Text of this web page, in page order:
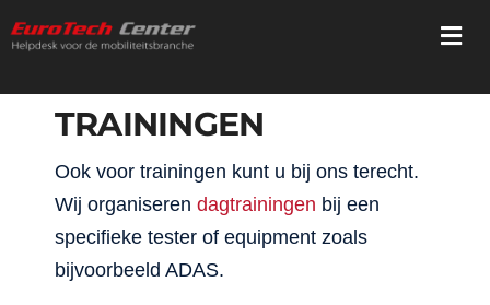
naar
Home
Diensten
Trainingen
TRAININGEN
Ook voor trainingen kunt u bij ons terecht.
Wij organiseren dagtrainingen bij een
specifieke tester of equipment zoals
bijvoorbeeld ADAS.